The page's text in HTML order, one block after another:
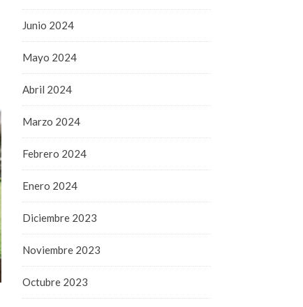
Junio 2024
Mayo 2024
Abril 2024
Marzo 2024
Febrero 2024
Enero 2024
Diciembre 2023
Noviembre 2023
Octubre 2023